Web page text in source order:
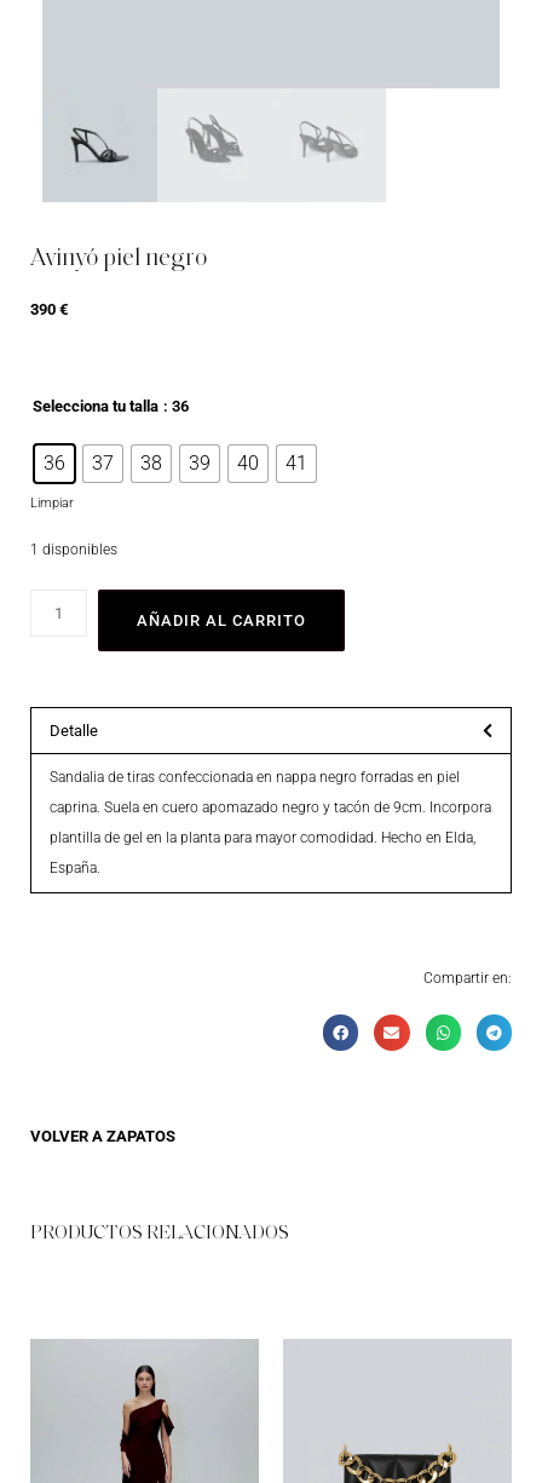
Avinyó piel negro
390 €
Selecciona tu talla : 36
36 37 38 39 40 41
Limpiar
1 disponibles
AÑADIR AL CARRITO
Detalle
Sandalia de tiras confeccionada en nappa negro forradas en piel
caprina. Suela en cuero apomazado negro y tacón de 9cm. Incorpora
plantilla de gel en la planta para mayor comodidad. Hecho en Elda,
España.
Compartir en:
VOLVER A ZAPATOS
PRODUCTOS RELACIONADOS